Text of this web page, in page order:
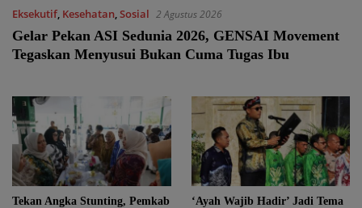
Eksekutif, Kesehatan,Sosial 2 Agustus 2026
Gelar Pekan ASI Sedunia 2026, GENSAI Movement
Tegaskan Menyusui Bukan Cuma Tugas Ibu
Tekan Angka Stunting, Pemkab
‘Ayah Wajib Hadir’ Jadi Tema